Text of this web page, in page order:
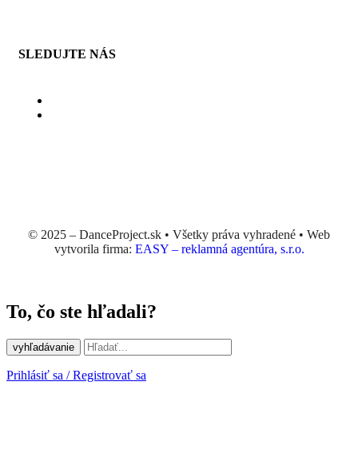
SLEDUJTE NÁS
© 2025 – DanceProject.sk • Všetky práva vyhradené • Web
vytvorila firma: EASY – reklamná agentúra, s.r.o.
To, čo ste hľadali?
vyhľadávanie
Prihlásiť sa / Registrovať sa